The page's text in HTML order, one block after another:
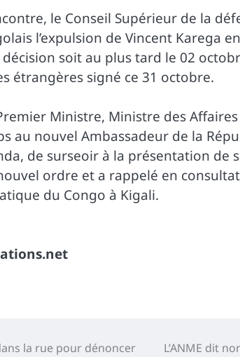
le Conseil Supérieur de la
l’expulsion de Vincent Karega
soit au plus tard le 02
étrangères signé ce 31 octobre.
Ministre, Ministre des
au nouvel Ambassadeur de la
de surseoir à la présentation de
ordre et a rappelé en
du Congo à Kigali.
la rue pour dénoncer
L’ANME dit